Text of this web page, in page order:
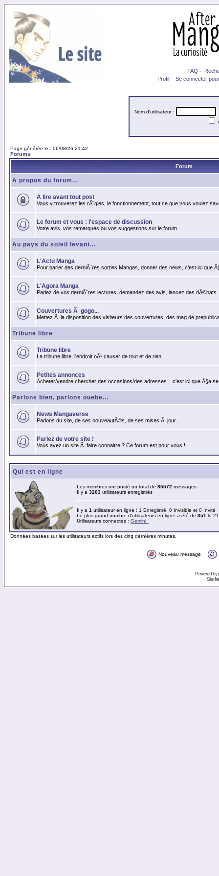
FAQ -
Profil - Se connecter
Nom d'utilisateur :
Page générée le : 06/08/26 21:42
Forums
Forum
A propos du forum...
A lire avant tout post
Vous y trouverez les rÃ¨gles, le fonctionnement, tout ce que vous voulez
Le forum et vous : l'espace de discussion
Votre avis, vos remarques ou vos suggestions sur le forum...
Au pays du soleil levant...
L'Actu Manga
Pour parler des derniÃ¨res sorties Mangas, donner des news, c'est ici que
L'Agora Manga
Parlez de vos derniÃ¨res lectures, demandez des avis, lancez des
Couvertures Ã gogo...
Mettez Ã la disposition des visiteurs des couvertures, des mag de
Tribune libre
Tribune libre
La tribune libre, l'endroit oÃ¹ causer de tout et de rien...
Petites annonces
Acheter/vendre,chercher des occasions/des adresses... c'est ici que Ã§a
Parlons bien, parlons ouebe...
News Mangaverse
Parlons du site, de ses nouveautÃ©s, de ses mises Ã jour...
Parlez de votre site !
Vous avez un site Ã faire connaitre ? Ce forum est pour vous !
Qui est en ligne
Les membres ont posté un total de 85572 messages
Il y a 3203 utilisateurs enregistrés
Il y a 1 utilisateur en ligne : 1 Enregistré, 0 Invisible et 0 Invité
Le plus grand nombre d'utilisateurs en ligne a été de 351 le
Utilisateurs connectés : Gemini_
Données basées sur les utilisateurs actifs lors des cinq dernières minutes.
Nouveau message
Powered by
Site